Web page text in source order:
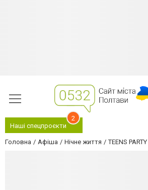
Наші спецпроєкти
2
Головна Афіша Нічне життя TEENS